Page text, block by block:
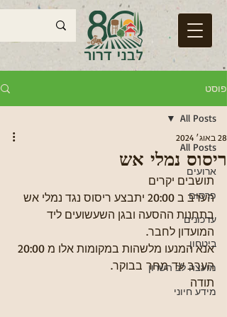
פוסט
All Posts
ארועים
פרסום
עדכונים
ביטחון
מועצה לב השרון
מידע חיוני
All Posts
ריסוס נמלי אש
28 באוג׳ 2024
תושבים יקרים
הערב ב 20:00 יתבצע ריסוס נגד נמלי אש
בתחנות ההסעה ובגן השעשועים ליד
המועדון לחבר.
הערב עד מחר בבוקר.
תודה